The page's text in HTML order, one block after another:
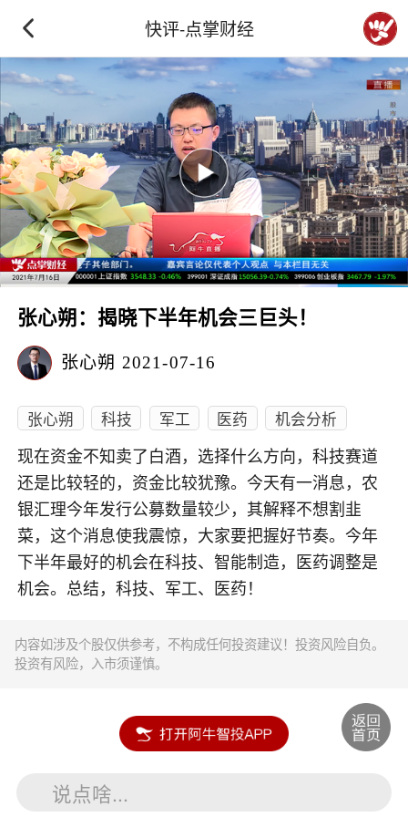
快评-点掌财经
张心朔：揭晓下半年机会三巨头！
张心朔 2021-07-16
张心朔 科技 军工 医药 机会分析
现在资金不知卖了白酒，选择什么方向，科技赛道
还是比较轻的，资金比较犹豫。今天有一消息，农
银汇理今年发行公募数量较少，其解释不想割韭
菜，这个消息使我震惊，大家要把握好节奏。今年
下半年最好的机会在科技、智能制造，医药调整是
机会。总结，科技、军工、医药！
内容如涉及个股仅供参考，不构成任何投资建议！投资风险自负。
投资有风险，入市须谨慎。
说点啥...